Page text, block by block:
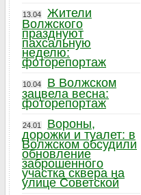
13.04
Жители
Волжского
празднуют
пахсальную
неделю:
фоторепортаж
10.04
В Волжском
зацвела весна:
фоторепортаж
24.01
Вороны,
дорожки и туалет: в
Волжском обсудили
обновление
заброшенного
участка сквера на
улице Советской